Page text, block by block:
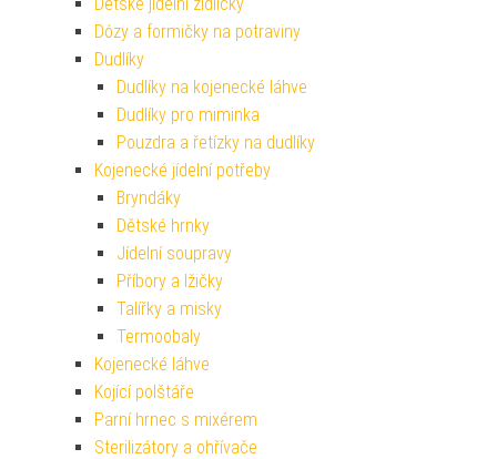
Dózy a formičky na potraviny
Dudlíky
Dudlíky na kojenecké láhve
Dudlíky pro miminka
Pouzdra a řetízky na dudlíky
Kojenecké jídelní potřeby
Bryndáky
Dětské hrnky
Jídelní soupravy
Příbory a lžičky
Talířky a misky
Termoobaly
Kojenecké láhve
Kojící polštáře
Parní hrnec s mixérem
Sterilizátory a ohřívače